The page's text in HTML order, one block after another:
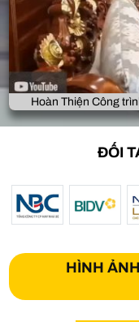
Hoàn Thiện Công
ĐỐI
HÌNH